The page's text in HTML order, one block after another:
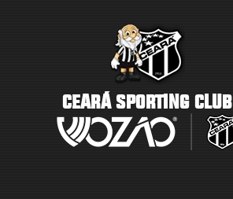
CEARÁ SPORTING CLUB